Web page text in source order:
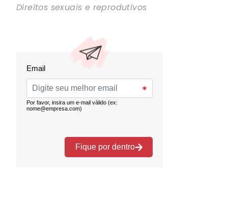
Direitos sexuais e reprodutivos